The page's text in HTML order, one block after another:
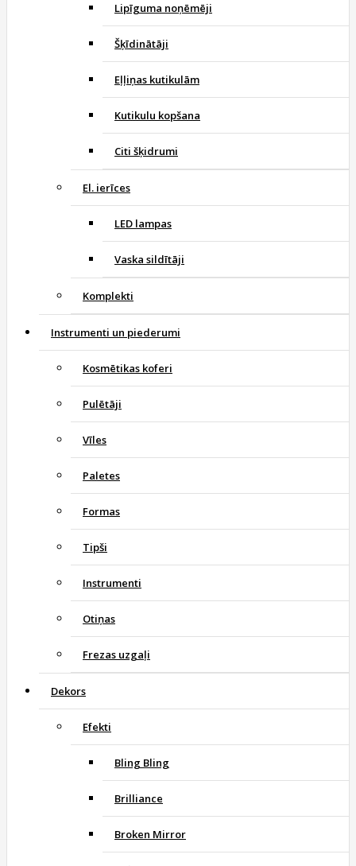
Lipīguma noņēmēji
Šķīdinātāji
Eļļiņas kutikulām
Kutikulu kopšana
Citi šķidrumi
El. ierīces
LED lampas
Vaska sildītāji
Komplekti
Instrumenti un piederumi
Kosmētikas koferi
Pulētāji
Vīles
Paletes
Formas
Tipši
Instrumenti
Otiņas
Frezas uzgaļi
Dekors
Efekti
Bling Bling
Brilliance
Broken Mirror